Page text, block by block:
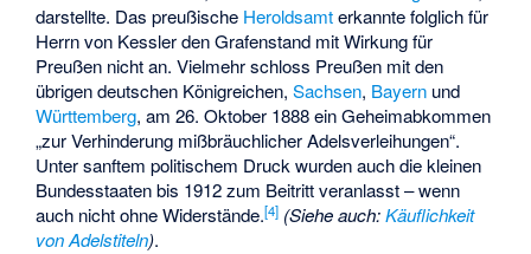
darstellte. Das preußische Heroldsamterkannte folglich für
Herrn von Kessler den Grafenstand mit Wirkung für
Preußen nicht an. Vielmehr schloss Preußen mit den
übrigen deutschen Königreichen,Sachsen, Bayern und
Württemberg, am 26. Oktober 1888 ein Geheimabkommen
„zur Verhinderung mißbräuchlicher Adelsverleihungen“.
Unter sanftem politischem Druck wurden auch die kleinen
Bundesstaaten bis 1912 zum Beitritt veranlasst – wenn
auch nicht ohne Widerstände.[4] (Siehe auch:Käuflichkeit
von Adelstiteln).